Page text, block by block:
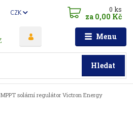
Menu
CZK
Hledat
0ks
za 0,00 Kč
MPPT solární regulátor Victron Energy